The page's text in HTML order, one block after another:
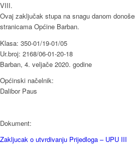
VIII.
Ovaj zaključak stupa na snagu danom
stranicama Općine Barban.
Klasa: 350-01/19-01/05
Ur.broj: 2168/06-01-20-18
Barban, 4. veljače 2020. godine
Općinski načelnik:
Dalibor Paus
Dokument:
Zakljucak o utvrdivanju Prijedloga – UPU III